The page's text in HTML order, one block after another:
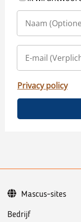
Privacy policy
Bedrijf
Mascus-sites